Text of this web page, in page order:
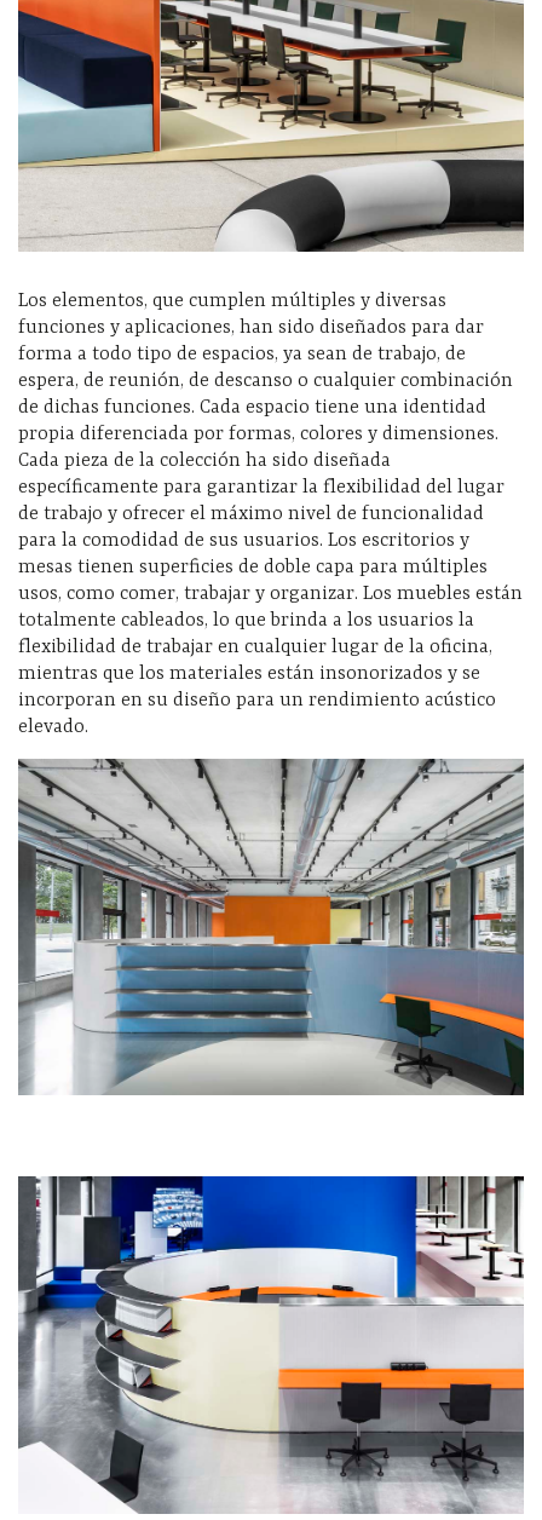
Los elementos, que cumplen múltiples y diversas
funciones y aplicaciones, han sido diseñados para dar
forma a todo tipo de espacios, ya sean de trabajo, de
espera, de reunión, de descanso o cualquier combinación
de dichas funciones. Cada espacio tiene una identidad
propia diferenciada por formas, colores y dimensiones.
Cada pieza de la colección ha sido diseñada
específicamente para garantizar la flexibilidad del lugar
de trabajo y ofrecer el máximo nivel de funcionalidad
para la comodidad de sus usuarios. Los escritorios y
mesas tienen superficies de doble capa para múltiples
usos, como comer, trabajar y organizar. Los muebles están
totalmente cableados, lo que brinda a los usuarios la
flexibilidad de trabajar en cualquier lugar de la oficina,
mientras que los materiales están insonorizados y se
incorporan en su diseño para un rendimiento acústico
elevado.